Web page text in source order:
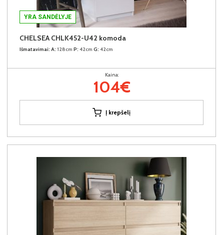
YRA SANDĖLYJE
CHELSEA CHLK452-U42 komoda
Išmatavimai: A: 128cm P: 42cm G: 42cm
Kaina:
104€
Į krepšelį